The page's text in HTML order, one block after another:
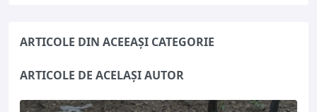
ARTICOLE DIN ACEEAȘI CATEGORIE
ARTICOLE DE ACELAȘI AUTOR